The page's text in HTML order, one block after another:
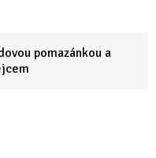
pomazánkou a